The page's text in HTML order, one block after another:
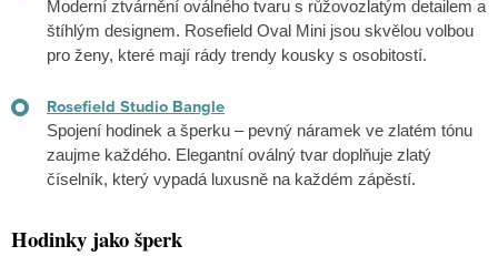
Moderní ztvárnění oválného tvaru s růžovozlatým detailem a
štíhlým designem. Rosefield Oval Mini jsou skvělou volbou
pro ženy, které mají rády trendy kousky s osobitostí.
Rosefield Studio Bangle
Spojení hodinek a šperku – pevný náramek ve zlatém tónu
zaujme každého. Elegantní oválný tvar doplňuje zlatý
číselník, který vypadá luxusně na každém zápěstí.
Hodinky jako šperk